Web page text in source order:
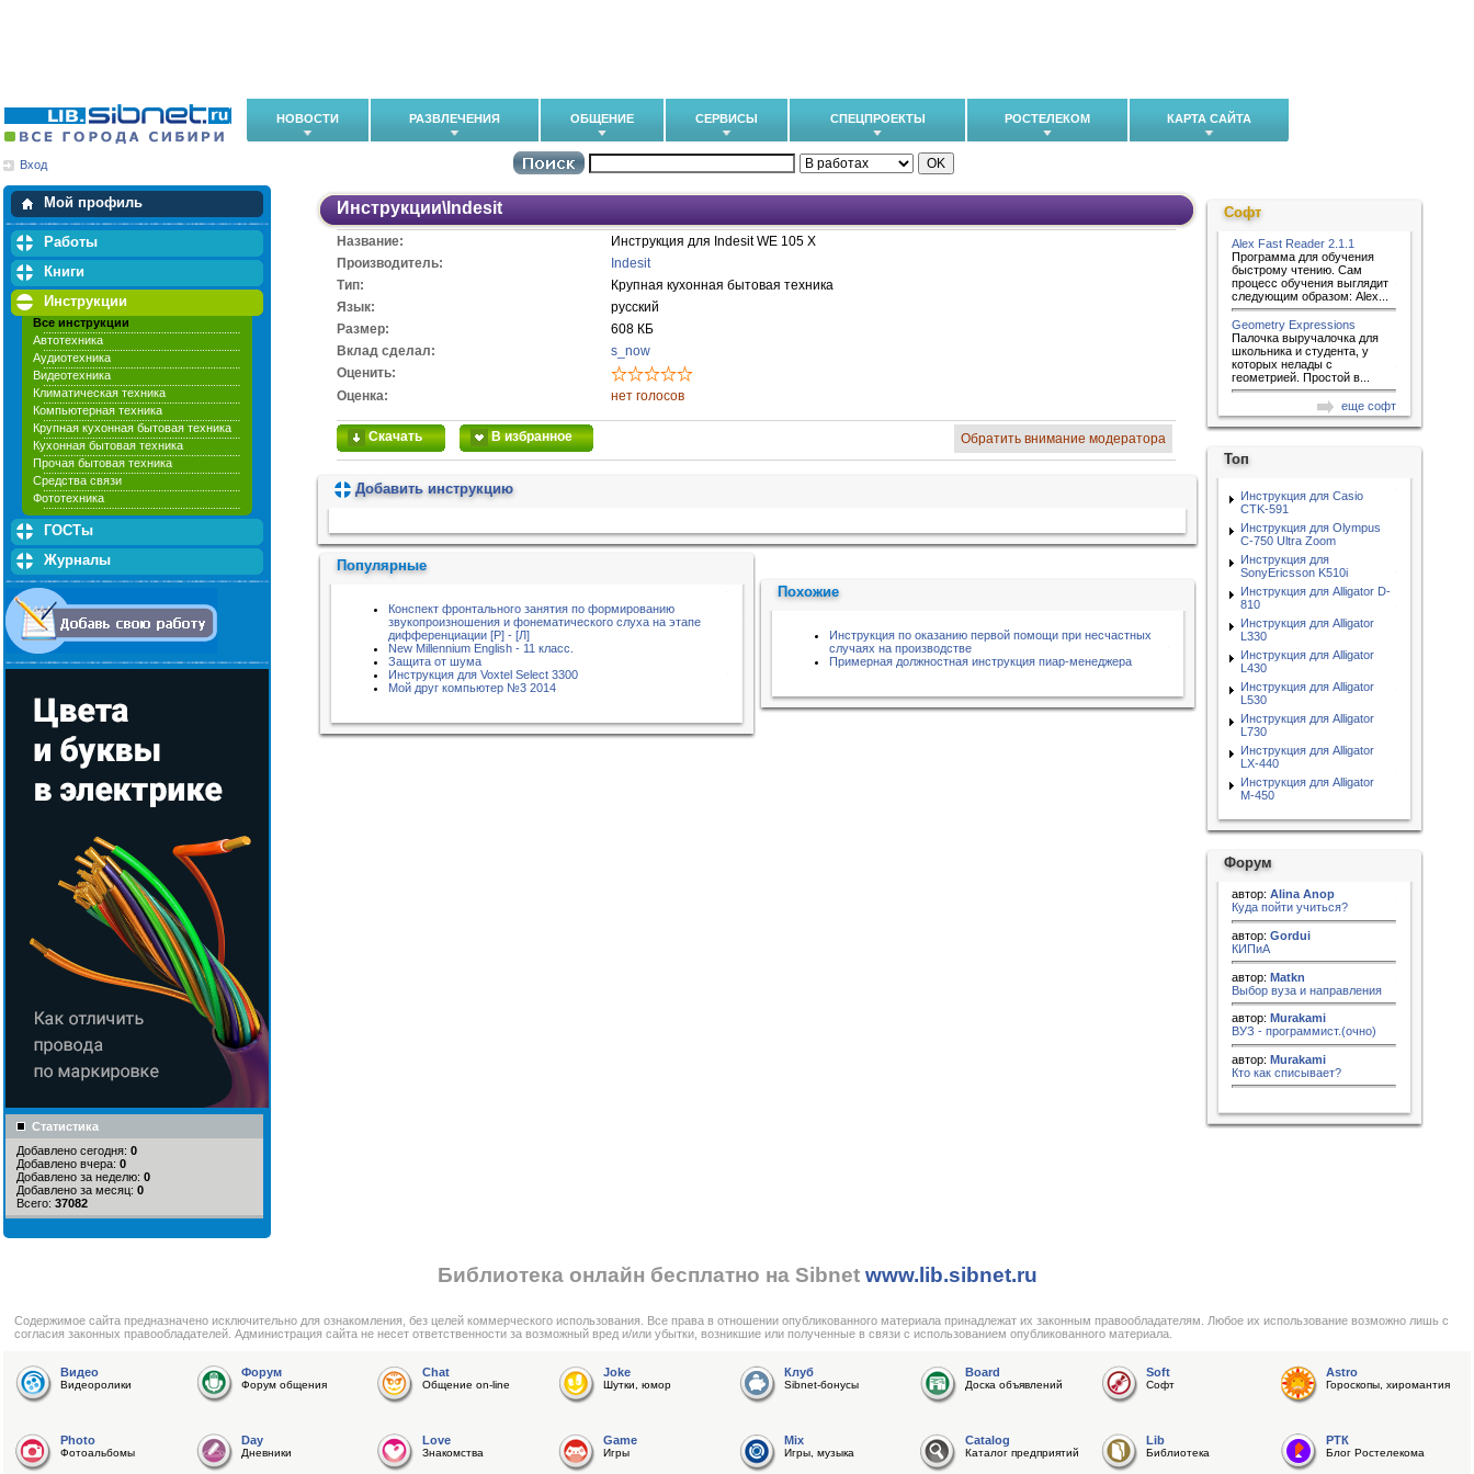
НОВОСТИ РАЗВЛЕЧЕНИЯ ОБЩЕНИЕ СЕРВИСЫ СПЕЦПРОЕКТЫ РОСТЕЛЕКОМ КАРТА САЙТА
Вход
Мой профиль
Мои закладки
Работы
Книги
Инструкции
Все инструкции
Автотехника
Аудиотехника
Видеотехника
Климатическая техника
Компьютерная техника
Крупная кухонная бытовая техника
Кухонная бытовая техника
Прочая бытовая техника
Средства связи
Фототехника
ГОСТы
Журналы
Статистика
Добавлено сегодня: 0
Добавлено вчера: 0
Добавлено за неделю: 0
Добавлено за месяц: 0
Всего: 37082
Инструкции\ Indesit
Название:
Инструкция для Indesit WE 105 X
Производитель:
Indesit
Тип:
Крупная кухонная бытовая техника
Язык:
русский
Размер:
608 КБ
Вклад сделал:
s_now
Оценить:
Оценка:
нет голосов
Скачать В избранное Обратить внимание модератора
Добавить инструкцию
Популярные
Конспект фронтального занятия по формированию
звукопроизношения и фонематического слуха на этапе
дифференциации [Р] - [Л]
New Millennium English - 11 класс.
Защита от шума
Инструкция для Voxtel Select 3300
Мой друг компьютер №3 2014
Похожие
Инструкция по оказанию первой помощи при несчастных
случаях на производстве
Примерная должностная инструкция пиар-менеджера
Софт
Alex Fast Reader 2.1.1
Программа для обучения
быстрому чтению. Сам
процесс обучения выглядит
следующим образом: Alex...
Geometry Expressions
Палочка выручалочка для
школьника и студента, у
которых нелады с
геометрией. Простой в...
еще софт
Топ
Инструкция для Casio
CTK-591
Инструкция для Olympus
C-750 Ultra Zoom
Инструкция для
SonyEricsson K510i
Инструкция для Alligator D-
810
Инструкция для Alligator
L330
Инструкция для Alligator
L430
Инструкция для Alligator
L530
Инструкция для Alligator
L730
Инструкция для Alligator
LX-440
Инструкция для Alligator
M-450
Форум
автор: Alina Anop
Куда пойти учиться?
автор: Gordui
КИПиА
автор: Matkn
Выбор вуза и направления
автор: Murakami
ВУЗ - программист.(очно)
автор: Murakami
Кто как списывает?
Библиотека онлайн бесплатно на Sibnet www.lib.sibnet.ru
Cодержимое сайта предназначено исключительно для ознакомления, без целей коммерческого использования. Все права в отношении опубликованного материала принадлежат их законным правообладателям. Любое их использование возможно лишь с
согласия законных правообладателей. Администрация сайта не несет ответственности за возможный вред и/или убытки, возникшие или полученные в связи с использованием опубликованного материала.
Видео
Видеоролики
Форум
Форум общения
Chat
Общение on-line
Joke
Шутки, юмор
Клуб
Sibnet-бонусы
Board
Доска объявлений
Soft
Софт
Astro
Гороскопы, хиромантия
Photo
Фотоальбомы
Day
Дневники
Love
Знакомства
Game
Игры
Mix
Игры, музыка
Catalog
Каталог предприятий
Lib
Библиотека
РТК
Блог Ростелекома